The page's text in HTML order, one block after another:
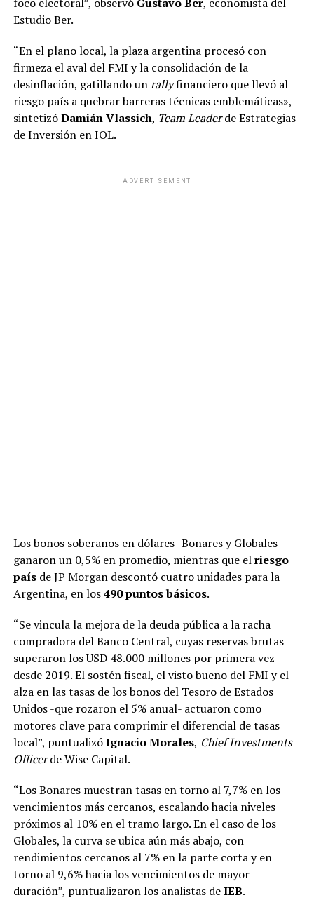
Estudio Ber.
“En el plano local, la plaza argentina procesó con
firmeza el aval del FMI y la consolidación de la
desinflación, gatillando unrallyfinanciero que llevó al
riesgo país a quebrar barreras técnicas emblemáticas»,
sintetizóDamián Vlassich, Team Leaderde Estrategias
de Inversión en IOL.
ADVERTISEMENT
Los bonos soberanos en dólares -Bonares y Globales-
ganaron un 0,5% en promedio, mientras que elriesgo
país de JP Morgan descontó cuatro unidades para la
Argentina, en los490 puntosbásicos.
“Se vincula la mejora de la deuda pública a la racha
compradora del Banco Central, cuyas reservas brutas
superaron los USD 48.000 millones por primera vez
desde 2019. El sostén fiscal, el visto bueno del FMI y el
alza en las tasas de los bonos del Tesoro de Estados
Unidos -que rozaron el 5% anual- actuaron como
motores clave para comprimir el diferencial de tasas
local”, puntualizóIgnacio Morales, Chief Investments
Officerde Wise Capital.
“Los Bonares muestran tasas en torno al 7,7% en los
vencimientos más cercanos, escalando hacia niveles
próximos al 10% en el tramo largo. En el caso de los
Globales, la curva se ubica aún más abajo, con
rendimientos cercanos al 7% en la parte corta y en
torno al 9,6% hacia los vencimientos de mayor
duración”, puntualizaron los analistas deIEB.